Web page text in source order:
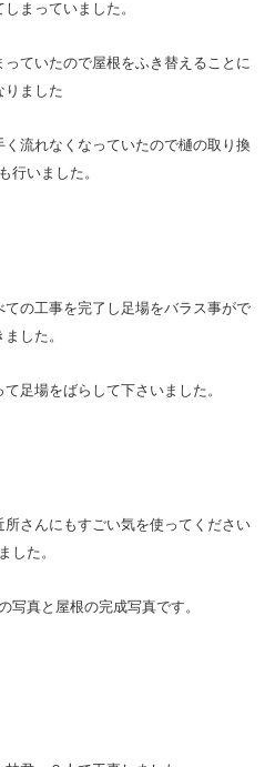
まっていました。
ていたので屋根をふき替えることに
りました
流れなくなっていたので樋の取り換
行いました。
の工事を完了し足場をバラス事がで
ました。
足場をばらして下さいました。
さんにもすごい気を使ってください
ました。
写真と屋根の完成写真です。